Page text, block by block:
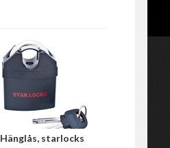
Hänglås, starlocks